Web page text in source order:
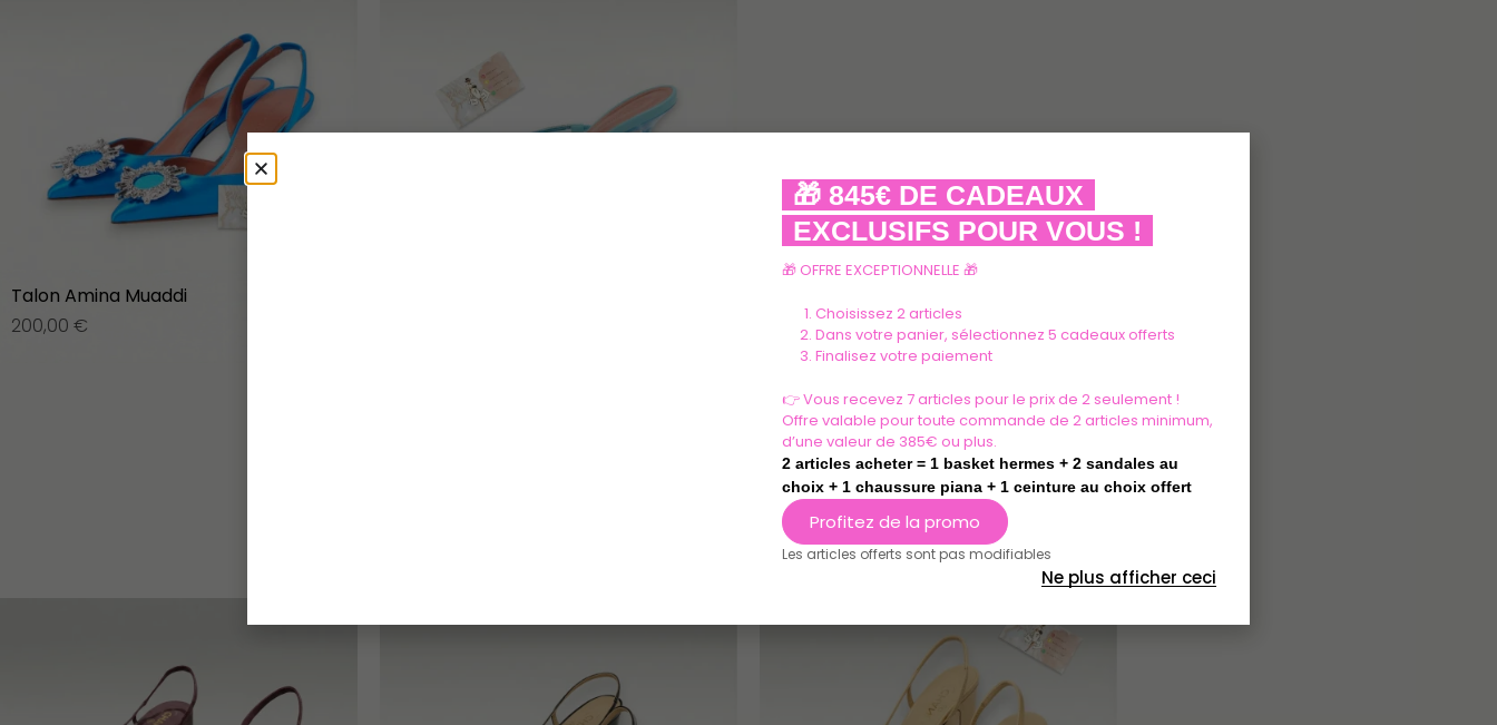
Talon Amina Muaddi
200,00 €
EXPLORER AMINA MUADDI
🎁 845€ DE CADEAUX
EXCLUSIFS POUR VOUS !
🎁 OFFRE EXCEPTIONNELLE 🎁
Choisissez 2 articles
Dans votre panier, sélectionnez 5 cadeaux offerts
Finalisez votre paiement
👉 Vous recevez 7 articles pour le prix de 2 seulement !
Offre valable pour toute commande de 2 articles minimum,
d’une valeur de 385€ ou plus.
2 articles acheter = 1 basket hermes + 2 sandales au
choix + 1 chaussure piana + 1 ceinture au choix offert
Profitez de la promo
Les articles offerts sont pas modifiables
Ne plus afficher ceci